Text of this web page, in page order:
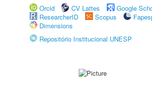
Orcid
CV Lattes
Google
ResearcherID
Scopus
Dimensions
Repositório Institucional UNESP